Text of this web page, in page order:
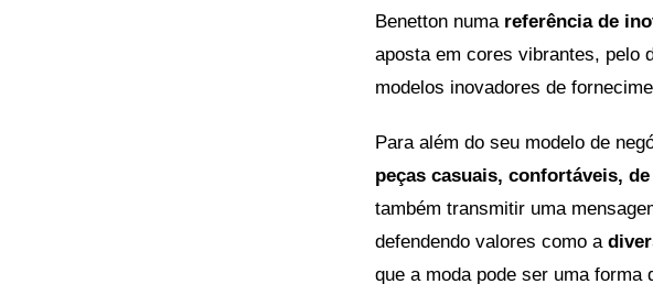
Benetton numa referência de
aposta em cores vibrantes, pelo
modelos inovadores de
Para além do seu modelo de
peças casuais, confortáveis,
também transmitir uma
defendendo valores como a
que a moda pode ser uma forma